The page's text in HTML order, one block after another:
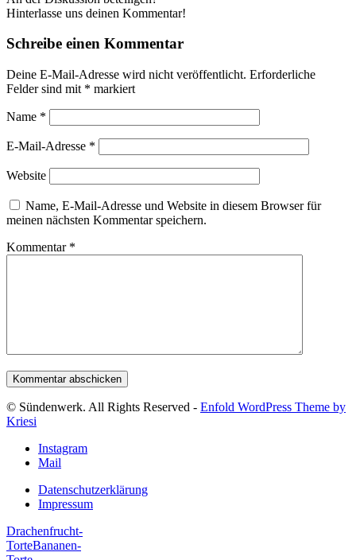
Hinterlasse uns deinen Kommentar!
Schreibe einen Kommentar
Deine E-Mail-Adresse wird nicht veröffentlicht. Erforderliche
Felder sind mit * markiert
Name *
E-Mail-Adresse *
Website
Name, E-Mail-Adresse und Website in diesem Browser für
meinen nächsten Kommentar speichern.
Kommentar *
© Sündenwerk. All Rights Reserved - Enfold WordPress Theme by
Kriesi
Instagram
Mail
Datenschutzerklärung
Impressum
Drachenfrucht-
TorteBananen-